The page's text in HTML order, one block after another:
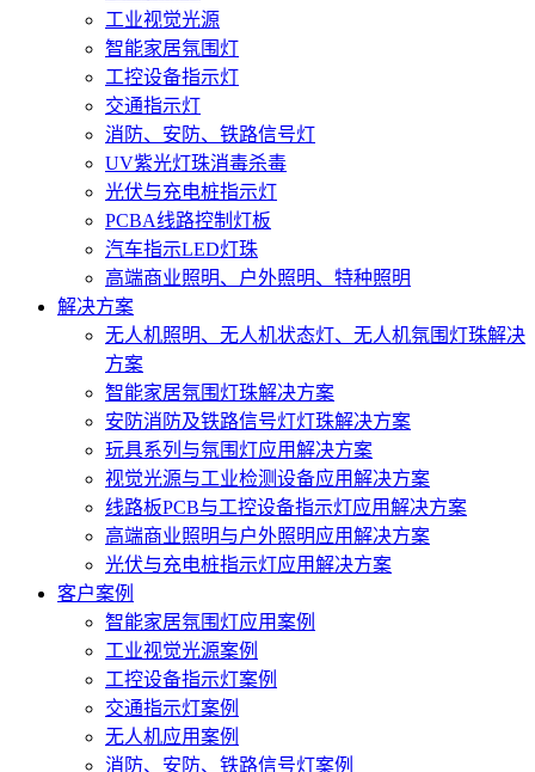
工业视觉光源
智能家居氛围灯
工控设备指示灯
交通指示灯
消防、安防、铁路信号灯
UV紫光灯珠消毒杀毒
光伏与充电桩指示灯
PCBA线路控制灯板
汽车指示LED灯珠
高端商业照明、户外照明、特种照明
解决方案
无人机照明、无人机状态灯、无人机氛围灯珠解决
方案
智能家居氛围灯珠解决方案
安防消防及铁路信号灯灯珠解决方案
玩具系列与氛围灯应用解决方案
视觉光源与工业检测设备应用解决方案
线路板PCB与工控设备指示灯应用解决方案
高端商业照明与户外照明应用解决方案
光伏与充电桩指示灯应用解决方案
客户案例
智能家居氛围灯应用案例
工业视觉光源案例
工控设备指示灯案例
交通指示灯案例
无人机应用案例
消防、安防、铁路信号灯案例